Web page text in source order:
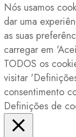
Nós usamos
dar uma
as suas
carregar em
TODOS os
visitar
consentimento
Definições de